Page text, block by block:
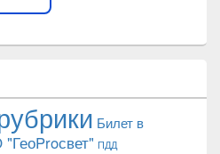
Билет в
ПДД